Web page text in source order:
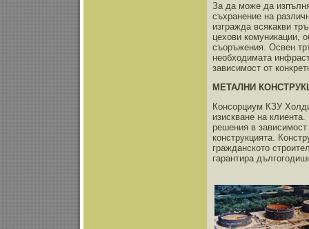
За да може да
съхранение на
изгражда всякакви
цехови комуникации,
съоръжения. Освен
необходимата
зависимост от
МЕТАЛНИ
Консорциум КЗУ
изискване на
решения в
конструкцията.
гражданското
гарантира